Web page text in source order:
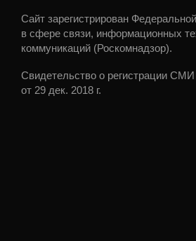
Сайт зарегистрирован
в сфере связи, информационных
коммуникаций (Роскомнадзор).
Свидетельство о регистрации
от 29 дек. 2018 г.